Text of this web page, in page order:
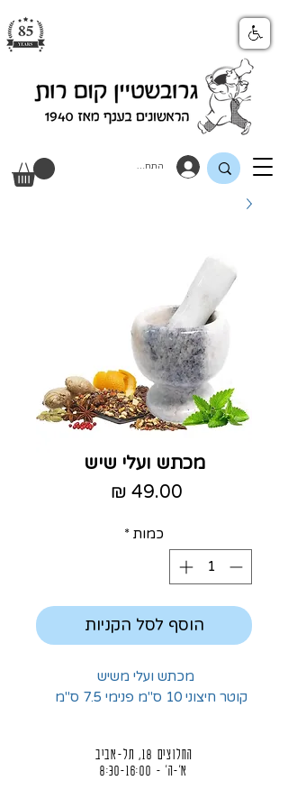
התחבר
מכתש ועלי שיש
כמות *
הוסף לסל הקניות
מכתש ועלי משיש
קוטר חיצוני 10 ס"מ פנימי 7.5 ס"מ
החלוצים 18, תל-אביב
א'-ה' - 8:30-16:00